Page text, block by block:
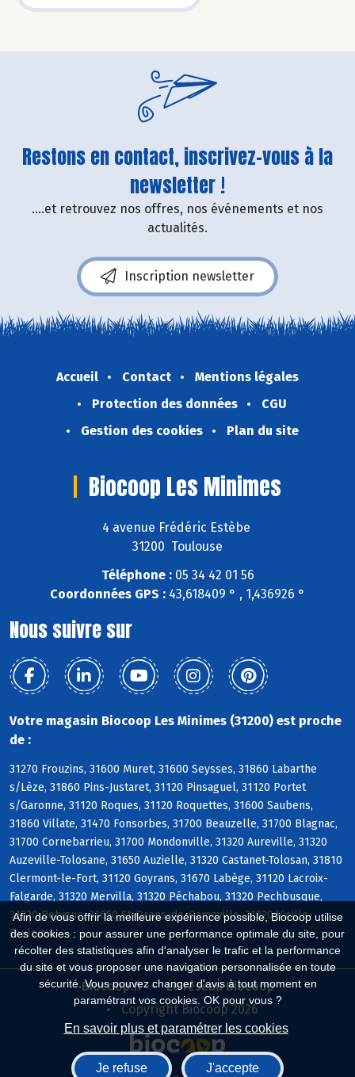
Afin de vous offrir la meilleure expérience possible, Biocoop utilise
des cookies : pour assurer une performance optimale du site, pour
récolter des statistiques afin d'analyser le trafic et la performance
du site et vous proposer une navigation personnalisée en toute
sécurité. Vous pouvez changer d'avis à tout moment en
paramétrant vos cookies. OK pour vous ?
En savoir plus et paramétrer les cookies
Je refuse J'accepte
Restons en contact, inscrivez-vous à la
newsletter !
....et retrouvez nos offres, nos événements et nos
actualités.
Inscription newsletter
Accueil Contact
Mentions légales
Protection des données
CGU
Gestion des cookies
Plan du site
Biocoop Les Minimes
4 avenue Frédéric Estèbe
31200 Toulouse
Téléphone :05 34 42 01 56
Coordonnées GPS : 43,618409 ° , 1,436926 °
Nous suivre sur
Votre magasin Biocoop Les Minimes (31200) est proche
de :
31270 Frouzins, 31600 Muret, 31600 Seysses, 31860 Labarthe
s/Lèze, 31860 Pins-Justaret, 31120 Pinsaguel, 31120 Portet
s/Garonne, 31120 Roques, 31120 Roquettes, 31600 Saubens,
31860 Villate, 31470 Fonsorbes, 31700 Beauzelle, 31700 Blagnac,
31700 Cornebarrieu, 31700 Mondonville, 31320 Aureville, 31320
Auzeville-Tolosane, 31650 Auzielle, 31320 Castanet-Tolosan, 31810
Clermont-le-Fort, 31120 Goyrans, 31670 Labège, 31120 Lacroix-
Falgarde, 31320 Mervilla, 31320 Péchabou, 31320 Pechbusque,
31320 Rebigue, 31650 St-Orens-de-Gameville, 31320 Vieille-
Toulouse
Biocoop.fr
Le réseau Biocoop
Copyright Biocoop 2026